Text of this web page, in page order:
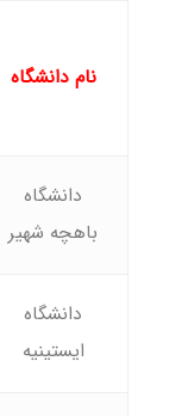
نام دانشگاه
دانشگاه
باهچه شهیر
دانشگاه
ایستینیه